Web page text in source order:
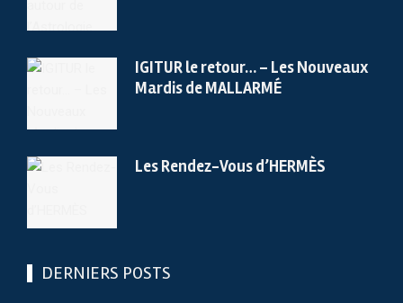
IGITUR le retour… – Les Nouveaux
Mardis de MALLARMÉ
Les Rendez-Vous d’HERMÈS
DERNIERS POSTS